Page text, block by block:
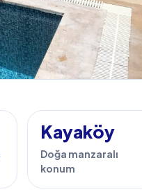
Kayaköy
Doğa manzaralı
konum